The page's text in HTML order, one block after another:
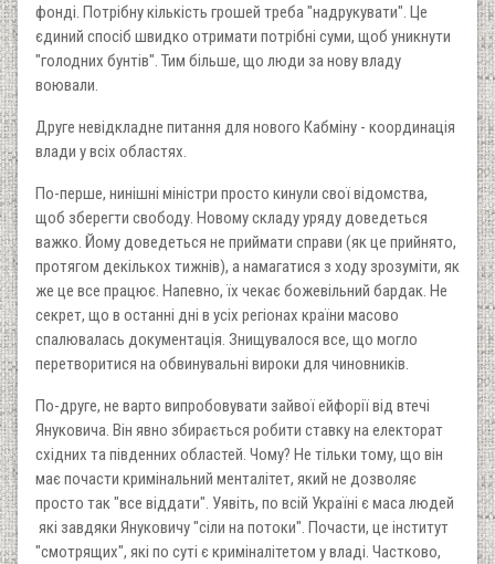
фонді. Потрібну кількість грошей треба "надрукувати". Це
єдиний спосіб швидко отримати потрібні суми, щоб уникнути
"голодних бунтів". Тим більше, що люди за нову владу
воювали.
Друге невідкладне питання для нового Кабміну - координація
влади у всіх областях.
По-перше, нинішні міністри просто кинули свої відомства,
щоб зберегти свободу. Новому складу уряду доведеться
важко. Йому доведеться не приймати справи (як це прийнято,
протягом декількох тижнів), а намагатися з ходу зрозуміти, як
же це все працює. Напевно, їх чекає божевільний бардак. Не
секрет, що в останні дні в усіх регіонах країни масово
спалювалась документація. Знищувалося все, що могло
перетворитися на обвинувальні вироки для чиновників.
По-друге, не варто випробовувати зайвої ейфорії від втечі
Януковича. Він явно збирається робити ставку на електорат
східних та південних областей. Чому? Не тільки тому, що він
має почасти кримінальний менталітет, який не дозволяє
просто так "все віддати". Уявіть, по всій Україні є маса людей
які завдяки Януковичу "сіли на потоки". Почасти, це інститут
"смотрящих", які по суті є криміналітетом у владі. Частково,